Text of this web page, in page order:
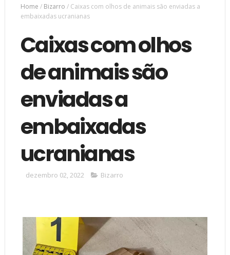
Home / Bizarro / Caixas com olhos de animais são enviadas a
embaixadas ucranianas
Caixas com olhos
de animais são
enviadas a
embaixadas
ucranianas
dezembro 02, 2022 Bizarro